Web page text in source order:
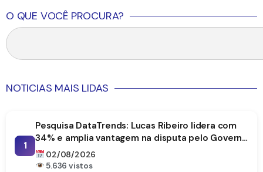
O QUE VOCÊ PROCURA?
NOTICIAS MAIS LIDAS
1
Pesquisa DataTrends: Lucas Ribeiro lidera com
34% e amplia vantagem na disputa pelo Governo
da Paraíba
02/08/2026
5.636 vistos